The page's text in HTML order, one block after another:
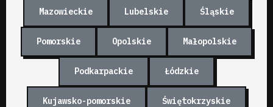
Mazowieckie Lubelskie Śląskie
Pomorskie Opolskie Małopolskie
Podkarpackie Łódzkie
Kujawsko-pomorskie Świętokrzyskie